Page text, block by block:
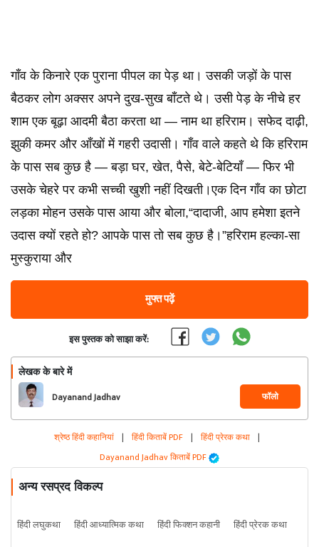
गाँव के किनारे एक पुराना पीपल का पेड़ था। उसकी जड़ों के पास
बैठकर लोग अक्सर अपने दुख-सुख बाँटते थे। उसी पेड़ के नीचे हर
शाम एक बूढ़ा आदमी बैठा करता था — नाम था हरिराम। सफेद दाढ़ी,
झुकी कमर और आँखों में गहरी उदासी। गाँव वाले कहते थे कि हरिराम
के पास सब कुछ है — बड़ा घर, खेत, पैसे, बेटे-बेटियाँ — फिर भी
उसके चेहरे पर कभी सच्ची खुशी नहीं दिखती।एक दिन गाँव का छोटा
लड़का मोहन उसके पास आया और बोला,“दादाजी, आप हमेशा इतने
उदास क्यों रहते हो? आपके पास तो सब कुछ है।”हरिराम हल्का-सा
मुस्कुराया और
मुफ्त पढ़ें
इस पुस्तक को साझा करें:
लेखक के बारे में
Dayanand Jadhav फॉलो
श्रेष्ठ हिंदी कहानियां | हिंदी किताबें PDF | हिंदी प्रेरक कथा |
Dayanand Jadhav किताबें PDF
अन्य रसप्रद विकल्प
हिंदी लघुकथा हिंदी आध्यात्मिक कथा हिंदी फिक्शन कहानी
हिंदी प्रेरक कथा